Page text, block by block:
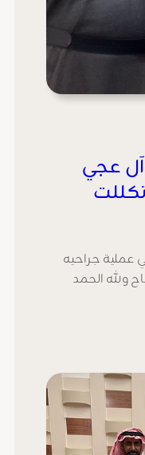
آل عجي
عملية جراحيه
ولله الحمد